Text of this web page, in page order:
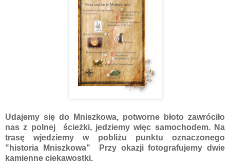
Udajemy się do Mniszkowa, potworne błoto zawróciło
nas z polnej ścieżki, jedziemy więc samochodem. Na
trasę wjedziemy w pobliżu punktu oznaczonego
"historia Mniszkowa" Przy okazji fotografujemy dwie
kamienne ciekawostki.